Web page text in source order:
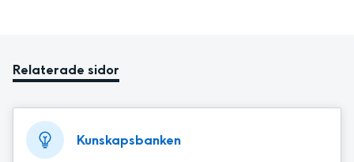
Relaterade sidor
Kunskapsbanken